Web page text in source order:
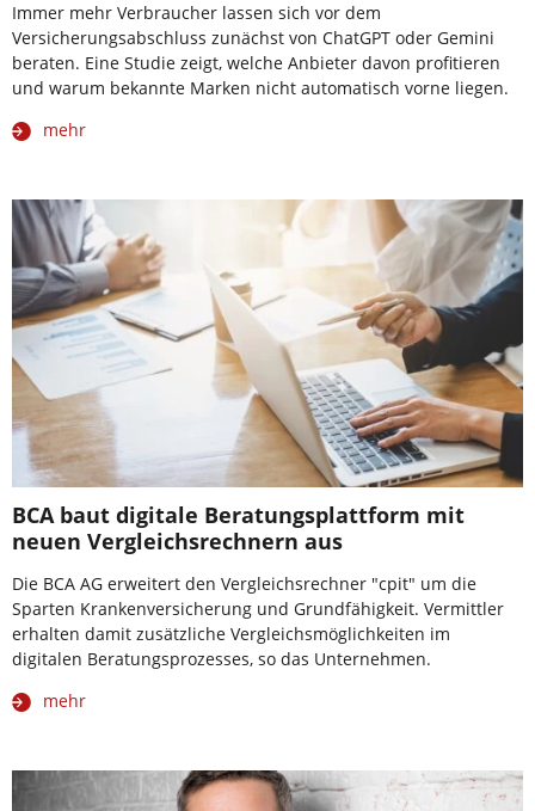
Immer mehr Verbraucher lassen sich vor dem
Versicherungsabschluss zunächst von ChatGPT oder Gemini
beraten. Eine Studie zeigt, welche Anbieter davon profitieren
und warum bekannte Marken nicht automatisch vorne liegen.
mehr
BCA baut digitale Beratungsplattform mit
neuen Vergleichsrechnern aus
Die BCA AG erweitert den Vergleichsrechner "cpit" um die
Sparten Krankenversicherung und Grundfähigkeit. Vermittler
erhalten damit zusätzliche Vergleichsmöglichkeiten im
digitalen Beratungsprozesses, so das Unternehmen.
mehr